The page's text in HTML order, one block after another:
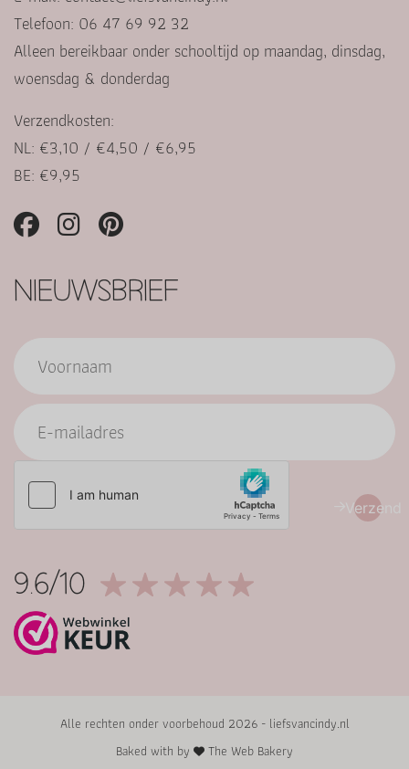
Telefoon: 06 47 69 92 32
Alleen bereikbaar onder schooltijd op maandag, dinsdag,
woensdag & donderdag
Verzendkosten:
NL: €3,10 / €4,50 / €6,95
BE: €9,95
NIEUWSBRIEF
Verzend
9.6/10
Alle rechten onder voorbehoud 2026 - liefsvancindy.nl
Baked with by
The Web Bakery